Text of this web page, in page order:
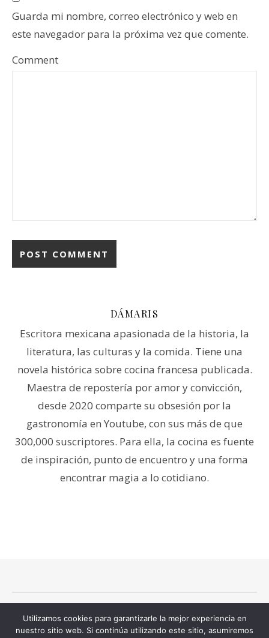
Guarda mi nombre, correo electrónico y web en
este navegador para la próxima vez que comente.
Comment
DÁMARIS
Escritora mexicana apasionada de la historia, la
literatura, las culturas y la comida. Tiene una
novela histórica sobre cocina francesa publicada.
Maestra de repostería por amor y convicción,
desde 2020 comparte su obsesión por la
gastronomía en Youtube, con sus más de que
300,000 suscriptores. Para ella, la cocina es fuente
de inspiración, punto de encuentro y una forma
encontrar magia a lo cotidiano.
Dámaris Villegas 2026 © Todos los derechos reservados.
Términos y condiciones
Política de privacidad
Utilizamos cookies para garantizarle la mejor experiencia en
nuestro sitio web. Si continúa utilizando este sitio, asumiremos